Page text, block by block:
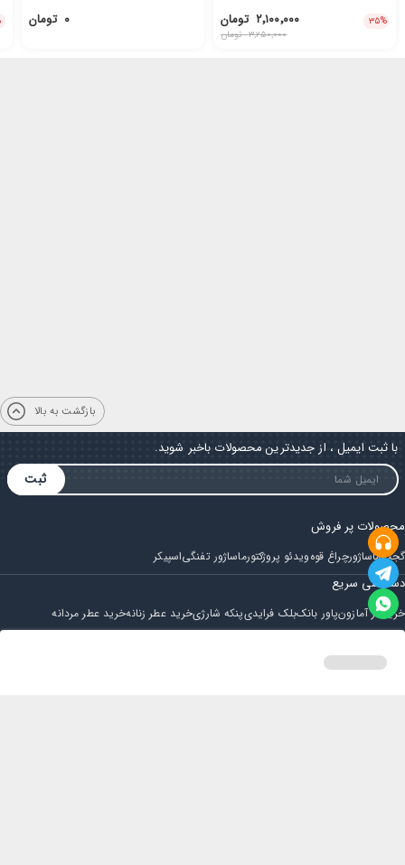
۳۵% ۲٬۱۰۰٬۰۰۰ تومان
۳٬۲۵۰٬۰۰۰تومان
۰ تومان
بازگشت به بالا
با ثبت ایمیل ، از جدیدترین محصولات باخبر شوید.
ثبت
محصولات پر فروش
گجتماساژورچراغ قوهویدئو پروژکتورماساژور تفنگیاسپیکر
دسترسی سریع
خرید از آمازونپاور بانکبلک فرایدیپنکه شارژیخرید عطر زنانهخرید عطر مردانه
مجله ایران باباحساب کاربری